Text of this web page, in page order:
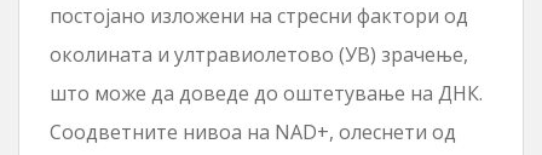
постојано изложени на стресни фактори од
околината и ултравиолетово (УВ) зрачење,
што може да доведе до оштетување на ДНК.
Соодветните нивоа на NAD+, олеснети од